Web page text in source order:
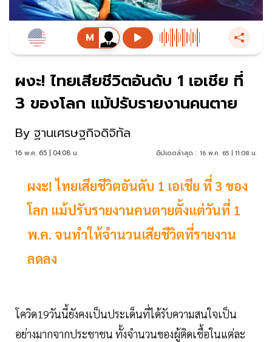
ผงะ! ไทยเสียชีวิตอันดับ 1 เอเชีย ที่
3 ของโลก แม้ปรับรายงานคนตาย
By ฐานเศรษฐกิจดิจิทัล
16 พ.ค. 65 | 04:08 น. อัปเดตล่าสุด : 16 พ.ค. 65 | 11:08 น.
ผงะ! ไทยเสียชีวิตอันดับ 1 เอเชีย ที่ 3 ของ
โลก แม้ปรับรายงานคนตายตั้งแต่วันที่ 1
พ.ค. จนทำให้จำนวนเสียชีวิตที่รายงาน
ลดลง
โควิด19วันนี้ยังคงเป็นประเด็นที่ได้รับความสนใจเป็น
อย่างมากจากประชาชน ทั้งจำนวนของผู้ติดเชื้อในแต่ละ